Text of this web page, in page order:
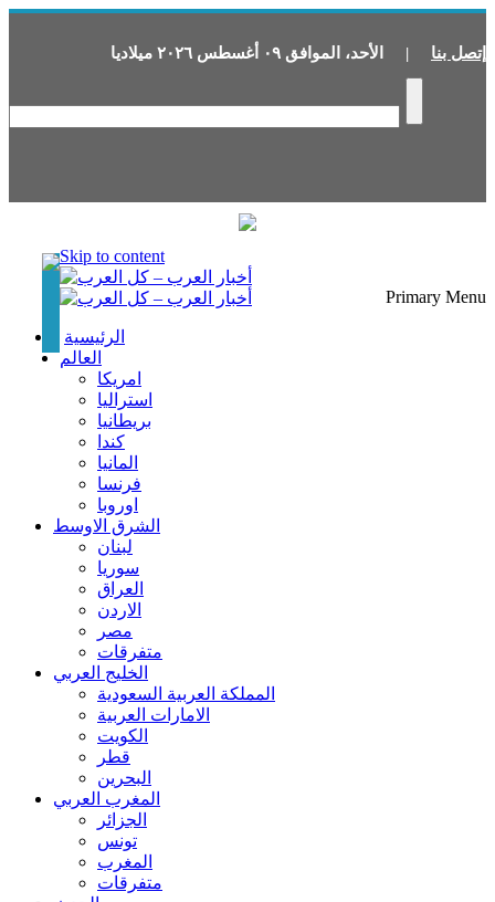
إتصل بنا | الأحد، الموافق ٠٩ أغسطس ٢٠٢٦ ميلاديا
Skip to content
Primary Menu
الرئيسية
العالم
امريكا
استراليا
بريطانيا
كندا
المانيا
فرنسا
اوروبا
الشرق الاوسط
لبنان
سوريا
العراق
الاردن
مصر
متفرقات
الخليج العربي
المملكة العربية السعودية
الامارات العربية
الكويت
قطر
البحرين
المغرب العربي
الجزائر
تونس
المغرب
متفرقات